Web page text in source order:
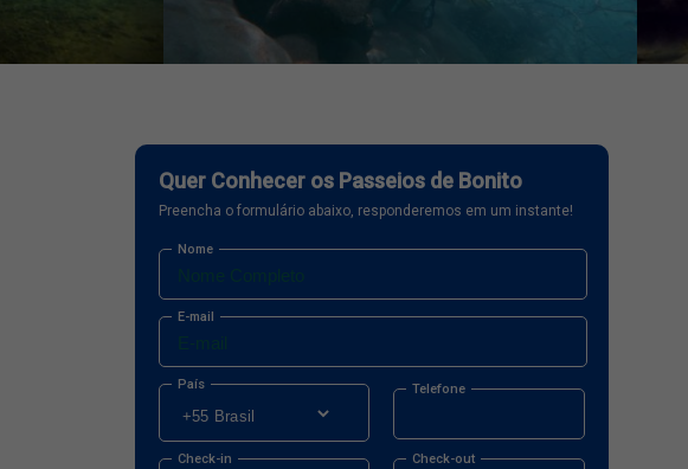
Quer Conhecer os Passeios de Bonito
Preencha o formulário abaixo, responderemos em um instante!
Nome
E-mail
País Telefone
Check-in Check-out